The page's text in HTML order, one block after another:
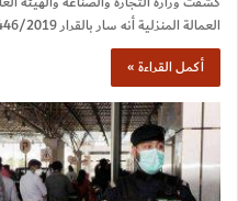
العمالة المنزلية أنه سار بالقرار 446/2019 بشأن تثبيت تكلفة…
أكمل القراءة »